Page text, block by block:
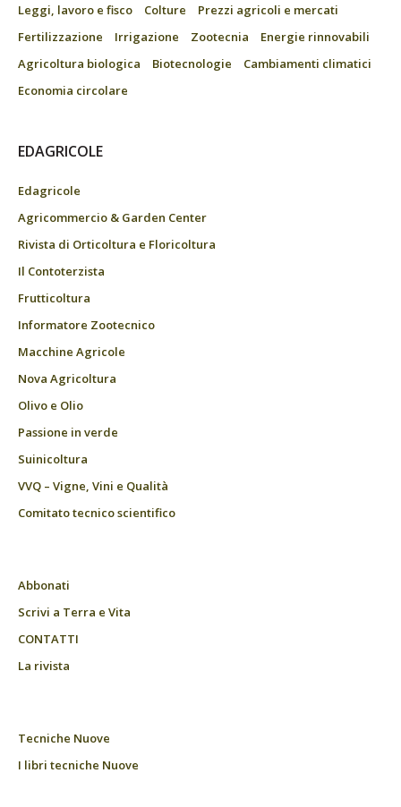
Leggi, lavoro e fisco
Colture
Prezzi agricoli e mercati
Fertilizzazione
Irrigazione Zootecnia
Energie rinnovabili
Agricoltura biologica
Biotecnologie
Cambiamenti climatici
Economia circolare
EDAGRICOLE
Edagricole
Agricommercio & Garden Center
Rivista di Orticoltura e Floricoltura
Il Contoterzista
Frutticoltura
Informatore Zootecnico
Macchine Agricole
Nova Agricoltura
Olivo e Olio
Passione in verde
Suinicoltura
VVQ – Vigne, Vini e Qualità
Comitato tecnico scientifico
Abbonati
Scrivi a Terra e Vita
CONTATTI
La rivista
Tecniche Nuove
I libri tecniche Nuove